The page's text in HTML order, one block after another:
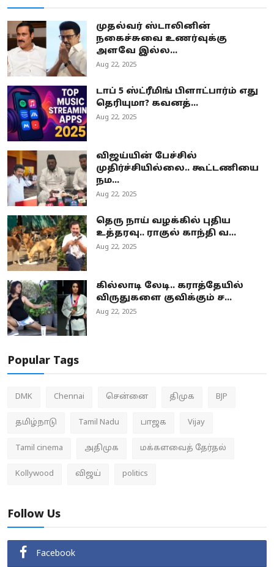
முதல்வர் ஸ்டாலினின்
நகைச்சுவை உணர்வுக்கு
அளவே இல்ல...
Aug 22, 2025
டாப் 5 ஸ்ட்ரீமிங் பிளாட்பார்ம் எது
தெரியுமா? கவனத்...
Aug 22, 2025
விஜய்யின் பேச்சில்
முதிர்ச்சியில்லை.. கூட்டணியை
நம...
Aug 22, 2025
தெரு நாய் வழக்கில் புதிய
உத்தரவு.. ராகுல் காந்தி வ...
Aug 22, 2025
கில்லாடி லேடி.. கராத்தேயில்
விருதுகளை குவிக்கும் ச...
Aug 22, 2025
Popular Tags
DMK Chennai சென்னை திமுக BJP
தமிழ்நாடு Tamil Nadu பாஜக Vijay
Tamil cinema அதிமுக மக்களவைத் தேர்தல்
Kollywood விஜய் politics
Follow Us
Facebook